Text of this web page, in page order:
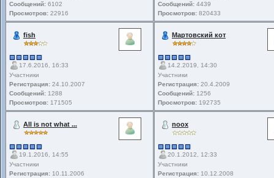
Сообщений: 6102
Просмотров: 22916
Сообщений: 4439
Просмотров: 820433
fish
17.6.2016, 16:33
Участники
Регистрация: 24.10.2007
Сообщений: 1288
Просмотров: 171505
Мартовский кот
14.2.2019, 14:30
Участники
Регистрация: 20.4.2009
Сообщений: 1256
Просмотров: 192735
All is not what ...
19.1.2016, 14:55
Участники
Регистрация: 10.11.2006
noox
20.1.2012, 12:33
Участники
Регистрация: 10.12.2008